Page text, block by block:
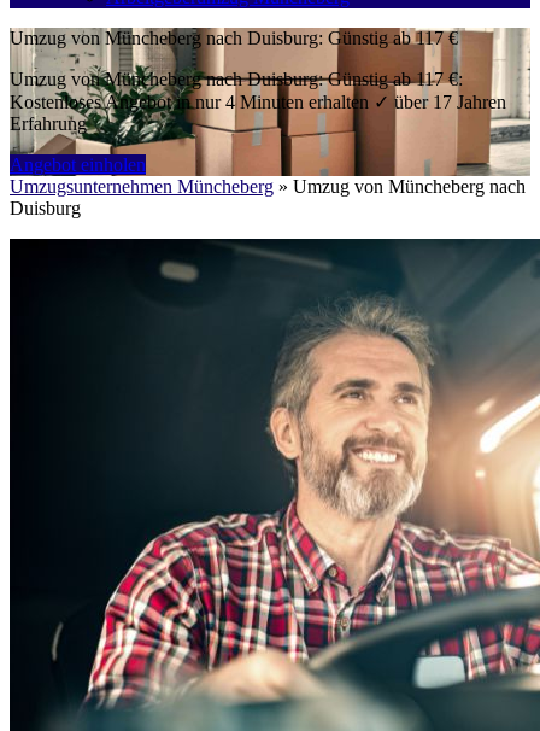
Umzug von Müncheberg nach Duisburg: Günstig ab 117 €
Umzug von Müncheberg nach Duisburg: Günstig ab 117 €:
Kostenloses Angebot in nur 4 Minuten erhalten ✓ über 17 Jahren
Erfahrung
Angebot einholen
Umzugsunternehmen Müncheberg » Umzug von Müncheberg nach
Duisburg